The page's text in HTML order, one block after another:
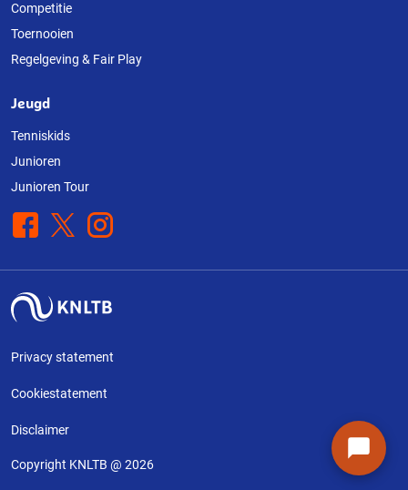
Competitie
Toernooien
Regelgeving & Fair Play
Jeugd
Tenniskids
Junioren
Junioren Tour
Facebook
X Instagram
Privacy statement
Cookiestatement
Disclaimer
Copyright KNLTB @ 2026